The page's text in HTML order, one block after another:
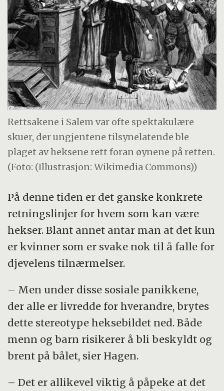
Rettsakene i Salem var ofte spektakulære
skuer, der ungjentene tilsynelatende ble
plaget av heksene rett foran øynene på retten.
(Foto: (Illustrasjon: Wikimedia Commons))
På denne tiden er det ganske konkrete
retningslinjer for hvem som kan være
hekser. Blant annet antar man at det kun
er kvinner som er svake nok til å falle for
djevelens tilnærmelser.
– Men under disse sosiale panikkene,
der alle er livredde for hverandre, brytes
dette stereotype heksebildet ned. Både
menn og barn risikerer å bli beskyldt og
brent på bålet, sier Hagen.
– Det er allikevel viktig å påpeke at det